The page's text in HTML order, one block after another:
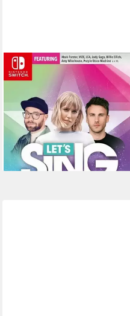
PLAION
Let's Sing 2022 mit
deutschen Hits
Nintendo Switch Plattform
ab 6 Jahren USK-Freigabe
PLAION GmbH Publisher
59,95 €
lieferbar - in 2-3 Werktagen bei dir